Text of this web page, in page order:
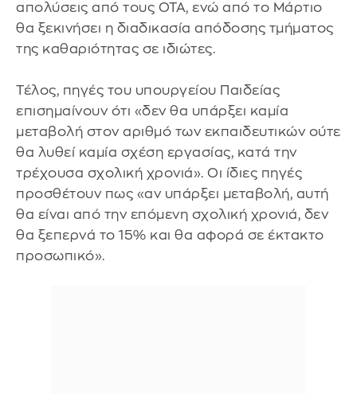
απολύσεις από τους ΟΤΑ, ενώ από το Μάρτιο
θα ξεκινήσει η διαδικασία απόδοσης τμήματος
της καθαριότητας σε ιδιώτες.
Τέλος, πηγές του υπουργείου Παιδείας
επισημαίνουν ότι «δεν θα υπάρξει καμία
μεταβολή στον αριθμό των εκπαιδευτικών ούτε
θα λυθεί καμία σχέση εργασίας, κατά την
τρέχουσα σχολική χρονιά». Οι ίδιες πηγές
προσθέτουν πως «αν υπάρξει μεταβολή, αυτή
θα είναι από την επόμενη σχολική χρονιά, δεν
θα ξεπερνά το 15% και θα αφορά σε έκτακτο
προσωπικό».